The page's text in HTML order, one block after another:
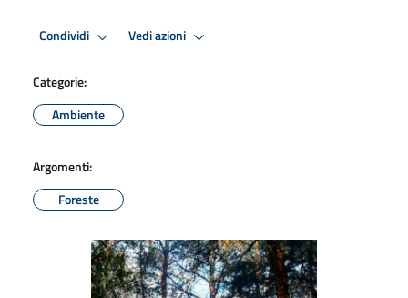
Condividi Vedi azioni
Categorie:
Ambiente
Argomenti:
Foreste